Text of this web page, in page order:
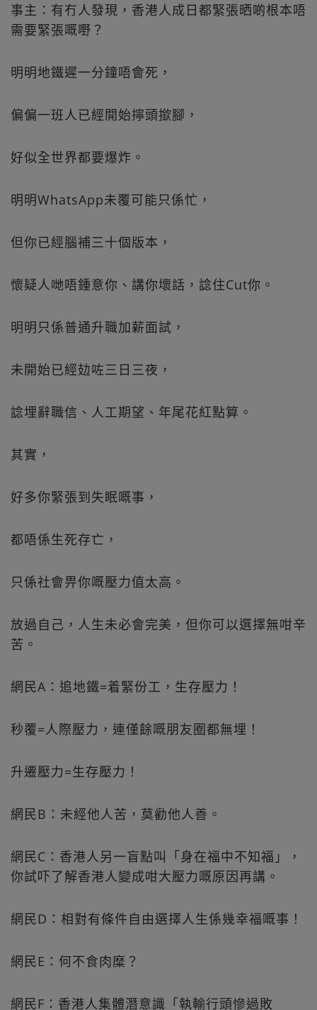
事主：有冇人發現，香港人成日都緊張晒啲根本唔
需要緊張嘅嘢？
明明地鐵遲一分鐘唔會死，
偏偏一班人已經開始擰頭撳腳，
好似全世界都要爆炸。
明明WhatsApp未覆可能只係忙，
但你已經腦補三十個版本，
懷疑人哋唔鍾意你、講你壞話，諗住Cut你。
明明只係普通升職加薪面試，
未開始已經攰咗三日三夜，
諗埋辭職信、人工期望、年尾花紅點算。
其實，
好多你緊張到失眠嘅事，
都唔係生死存亡，
只係社會畀你嘅壓力值太高。
放過自己，人生未必會完美，但你可以選擇無咁辛
苦。
網民A：追地鐵=着緊份工，生存壓力！
秒覆=人際壓力，連僅餘嘅朋友圈都無埋！
升遷壓力=生存壓力！
網民B：未經他人苦，莫勸他人善。
網民C：香港人另一盲點叫「身在福中不知福」，
你試吓了解香港人變成咁大壓力嘅原因再講。
網民D：相對有條件自由選擇人生係幾幸福嘅事！
網民E：何不食肉糜？
網民F：香港人集體潛意識「執輸行頭慘過敗